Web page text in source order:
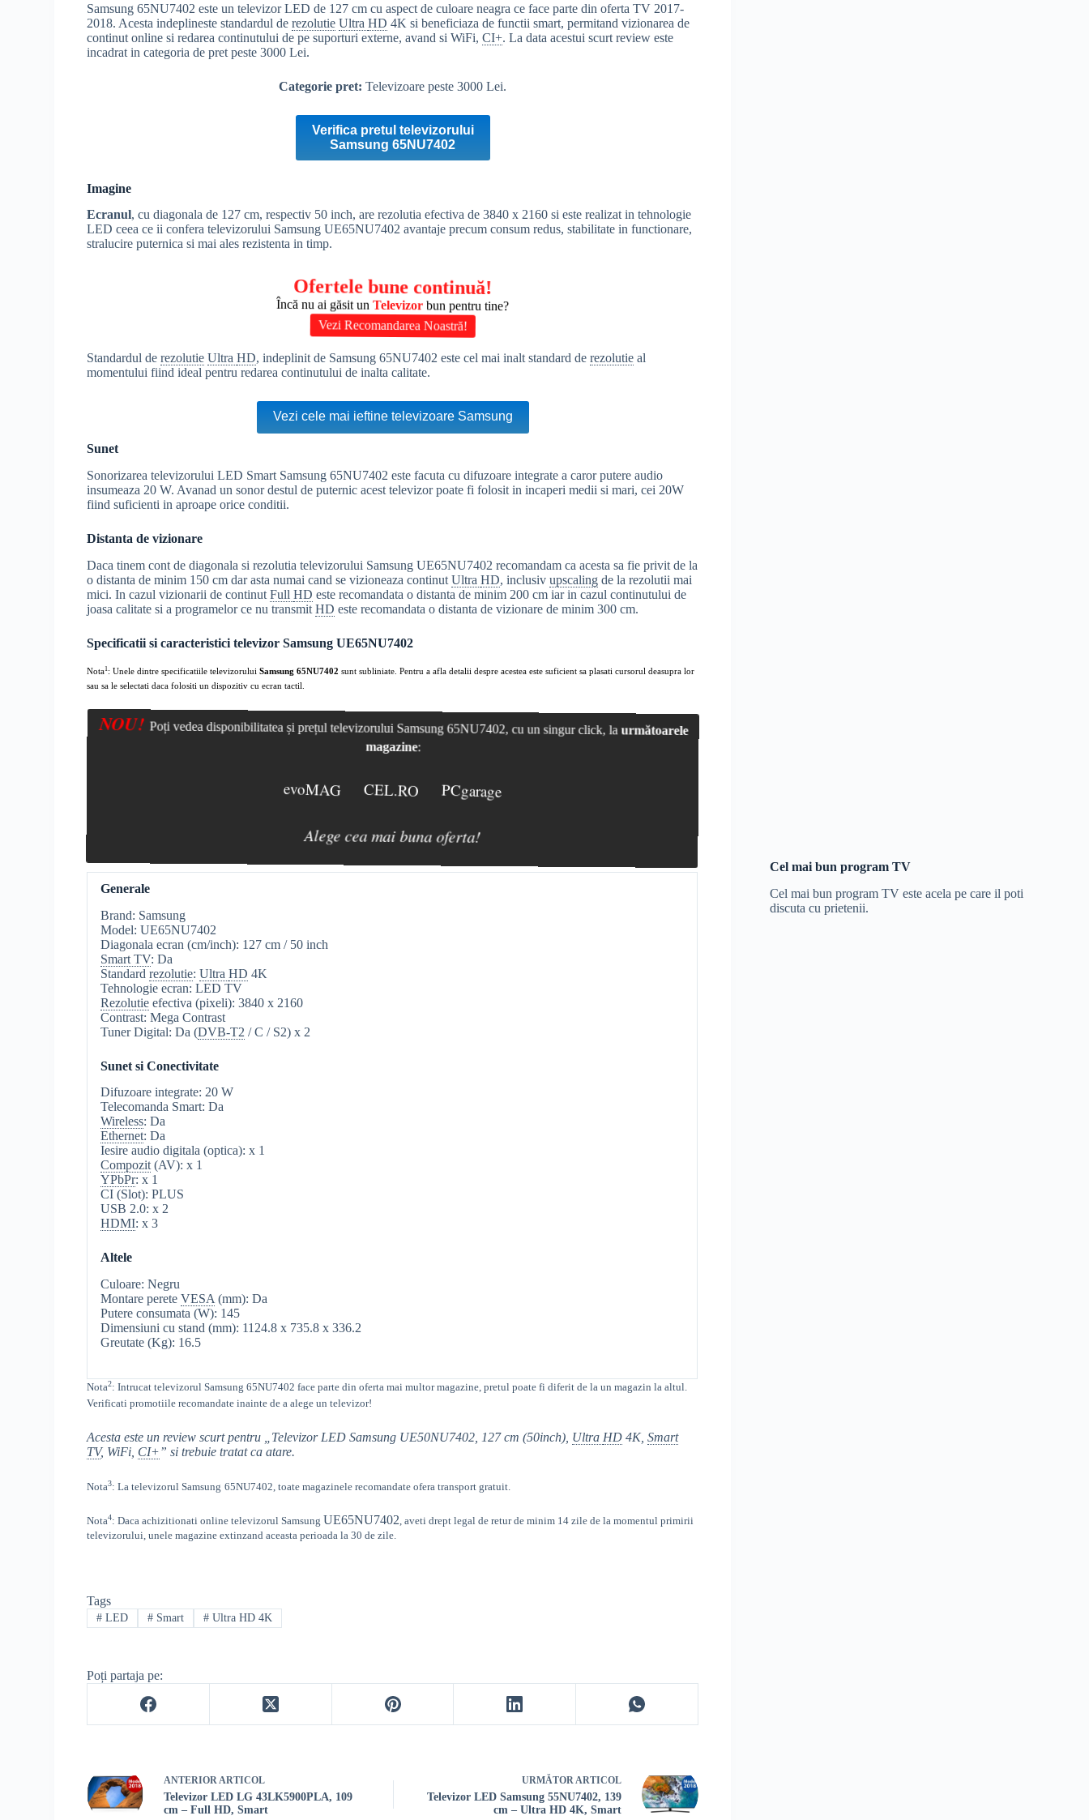
Samsung 65NU7402 este un televizor LED de 127 cm cu aspect de culoare neagra ce face parte din oferta TV 2017-
2018. Acesta indeplineste standardul derezolutie UltraHD 4K si beneficiaza de functii smart, permitand vizionarea de
continut online si redarea continutului de pe suporturi externe, avand si WiFi,CI+. La data acestui scurt review este
incadrat in categoria de pret peste 3000 Lei.
Categorie pret:Televizoare peste 3000 Lei.
Verifica pretul televizorului
Samsung 65NU7402
Imagine
Ecranul, cu diagonala de 127 cm, respectiv 50 inch, are rezolutia efectiva de 3840 x 2160 si este realizat in tehnologie
LED ceea ce ii confera televizorului Samsung UE65NU7402 avantaje precum consum redus, stabilitate in functionare,
stralucire puternica si mai ales rezistenta in timp.
Ofertele bune continuă!
Încă nu ai găsit unTelevizorbun pentru tine?
Vezi Recomandarea Noastră!
Standardul derezolutie UltraHD, indeplinit de Samsung 65NU7402 este cel mai inalt standard derezolutie al
momentului fiind ideal pentru redarea continutului de inalta calitate.
Vezi cele mai ieftine televizoare Samsung
Sunet
Sonorizarea televizorului LED Smart Samsung 65NU7402 este facuta cu difuzoare integrate a caror putere audio
insumeaza 20 W. Avanad un sonor destul de puternic acest televizor poate fi folosit in incaperi medii si mari, cei 20W
fiind suficienti in aproape orice conditii.
Distanta de vizionare
Daca tinem cont de diagonala si rezolutia televizorului Samsung UE65NU7402 recomandam ca acesta sa fie privit de la
o distanta de minim 150 cm dar asta numai cand se vizioneaza continutUltraHD, inclusivupscaling de la rezolutii mai
mici. In cazul vizionarii de continutFullHD este recomandata o distanta de minim 200 cm iar in cazul continutului de
joasa calitate si a programelor ce nu transmitHD este recomandata o distanta de vizionare de minim 300 cm.
Specificatii si caracteristici televizor Samsung UE65NU7402
Nota1: Unele dintre specificatiile televizoruluiSamsung 65NU7402 sunt subliniate. Pentru a afla detalii despre acestea este suficient sa plasati cursorul deasupra lor
sau sa le selectati daca folositi un dispozitiv cu ecran tactil.
NOU! Poți vedea disponibilitatea și prețul televizorului Samsung 65NU7402, cu un singur click, la următoarele
magazine:
evoMAG CEL.RO PCgarage
Alege cea mai buna oferta!
Generale
Brand: Samsung
Model: UE65NU7402
Diagonala ecran (cm/inch): 127 cm / 50 inch
Smart TV: Da
Standardrezolutie:UltraHD 4K
Tehnologie ecran: LED TV
Rezolutie efectiva (pixeli): 3840 x 2160
Contrast: Mega Contrast
Tuner Digital: Da (DVB-T2 / C / S2) x 2
Sunet si Conectivitate
Difuzoare integrate: 20 W
Telecomanda Smart: Da
Wireless: Da
Ethernet: Da
Iesire audio digitala (optica): x 1
Compozit(AV): x 1
YPbPr: x 1
CI (Slot): PLUS
USB 2.0: x 2
HDMI: x 3
Altele
Culoare: Negru
Montare pereteVESA (mm): Da
Putere consumata (W): 145
Dimensiuni cu stand (mm): 1124.8 x 735.8 x 336.2
Greutate (Kg): 16.5
Nota2: Intrucat televizorulSamsung65NU7402 face parte din oferta mai multor magazine, pretul poate fi diferit de la un magazin la altul
Verificati promotiile recomandate inainte de a alege un televizor!
Acesta este un review scurt pentru „Televizor LED Samsung UE50NU7402, 127 cm (50inch), Ultra HD 4K,Smart
TV, WiFi, CI+” si trebuie tratat ca atare.
Nota3: La televizorulSamsung 65NU7402, toate magazinele recomandate ofera transport gratuit.
Nota4: Daca achizitionati online televizorulSamsung UE65NU7402 aveti drept legal de retur de minim 14 zile de la momentul primirii
televizorului, unele magazine extinzand aceasta perioada la 30 de zile.
Tags
# LED #Smart #Ultra HD 4K
Poți partaja pe:
ANTERIOR ARTICOL
Televizor LED LG 43LK5900PLA, 109
cm – Full HD, Smart
URMĂTOR ARTICOL
Televizor LED Samsung 55NU7402, 139
cm – Ultra HD 4K, Smart
Cel mai bun program TV
Cel mai bun program TV este acela pe care il poti
discuta cu prietenii.